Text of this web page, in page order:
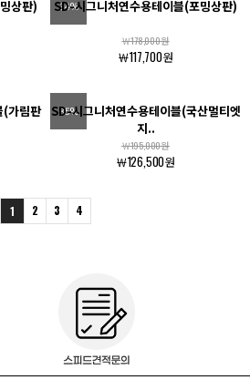
상판) 34%
SD-시그니처연수용테이블(포밍상판)
￦178,000원
￦117,700원
(가림판
35%
SD-시그니처연수용테이블(국산멀티엣
지..
￦195,000원
￦126,500원
1 2 3 4